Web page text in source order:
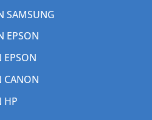
SAMSUNG
EPSON
EPSON
CANON
HP